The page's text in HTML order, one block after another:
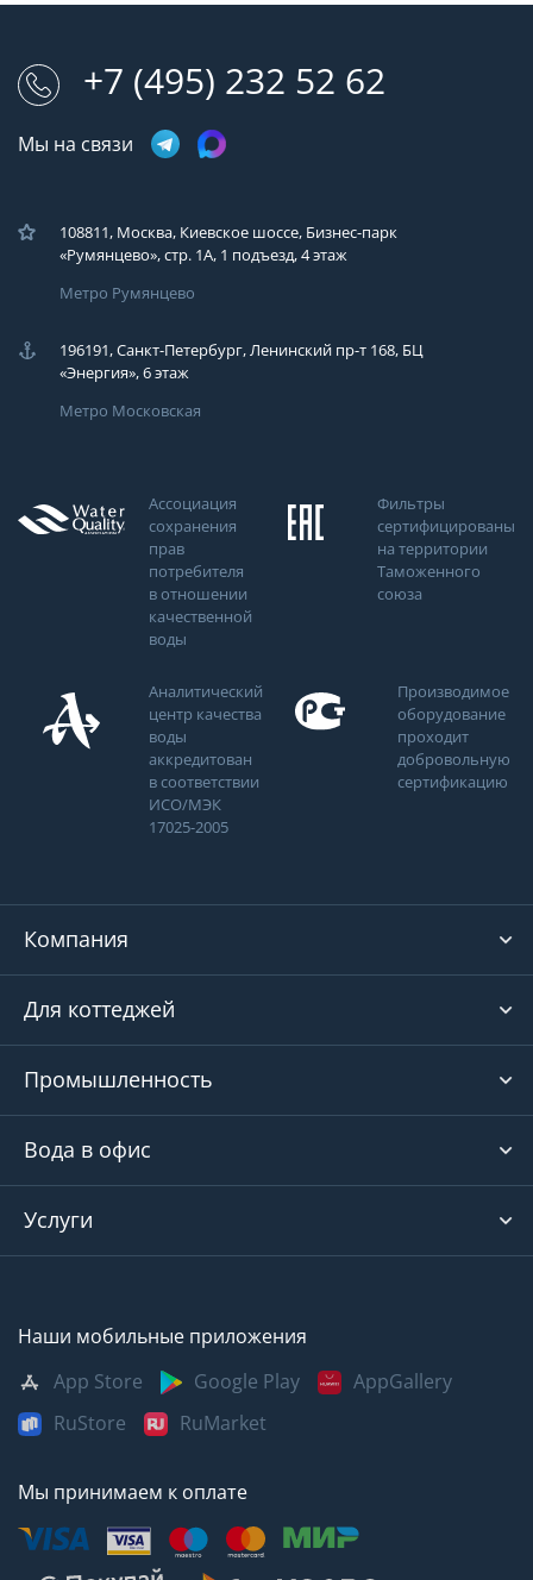
+7 (495) 232 52 62
Мы на связи
108811, Москва, Киевское шоссе, Бизнес-парк
«Румянцево», стр. 1А, 1 подъезд, 4 этаж
Метро Румянцево
196191, Санкт-Петербург, Ленинский пр-т 168, БЦ
«Энергия», 6 этаж
Метро Московская
Ассоциация
сохранения
прав
потребителя
в отношении
качественной
воды
Фильтры
сертифицированы
на территории
Таможенного
союза
Аналитический
центр качества
воды
аккредитован
в соответствии
ИСО/МЭК
17025-2005
Производимое
оборудование
проходит
добровольную
сертификацию
Компания
Для коттеджей
Промышленность
Вода в офис
Услуги
Наши мобильные приложения
App Store
Google Play
AppGallery
RuStore
RuMarket
Мы принимаем к оплате